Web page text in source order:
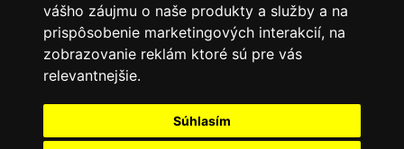
vášho záujmu o naše produkty a služby a na
prispôsobenie marketingových interakcií, na
zobrazovanie reklám ktoré sú pre vás
relevantnejšie.
Súhlasím